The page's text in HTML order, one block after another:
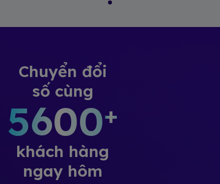
Chuyển đổi
số cùng
5600+
khách hàng
ngay hôm